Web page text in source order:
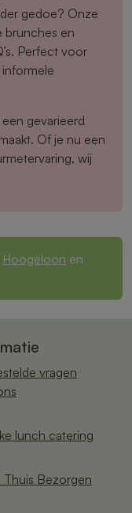
gedoe? Onze
brunches en
Perfect voor
gevarieerd
Of je nu een
wij
Hoogeloon en
vragen
lunch catering
Thuis Bezorgen